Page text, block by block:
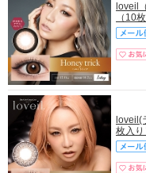
loveil
（10
loveil(
枚入り